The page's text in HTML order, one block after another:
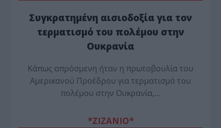
Συγκρατημένη αισιοδοξία για τον
τερματισμό του πολέμου στην
Ουκρανία
Κάπως απρόσμενη ήταν η πρωτοβουλία του
Αμερικανού Προέδρου για τερματισμό του
πολέμου στην Ουκρανία,…
*ZΙΖΑΝΙΟ*